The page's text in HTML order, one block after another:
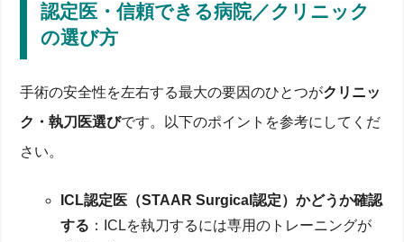
認定医・信頼できる病院／クリニック
の選び方
手術の安全性を左右する最大の要因のひとつがクリニッ
ク・執刀医選びです。以下のポイントを参考にしてくだ
さい。
ICL認定医（STAAR Surgical認定）かどうか確認
する ：ICLを執刀するには専用のトレーニングが